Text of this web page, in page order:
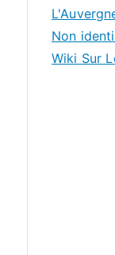
Non
Wiki Sur